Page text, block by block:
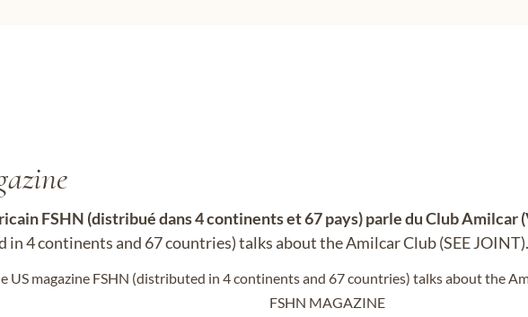
FSHN (distribué dans 4 continents et 67 pays) parle du Club Amilcar
in 4 continents and 67 countries) talks about the Amilcar Club (SEE JOINT).
US magazine FSHN (distributed in 4 continents and 67 countries) talks about the
FSHN MAGAZINE